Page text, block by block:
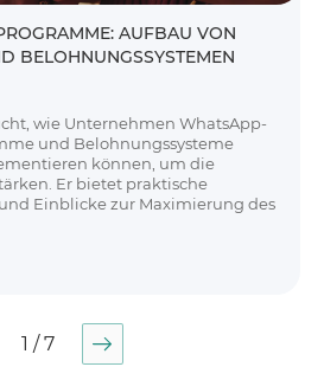
AUFBAU VON
BELOHNUNGSSYSTEMEN
wie Unternehmen WhatsApp-
und Belohnungssysteme
können, um die
Er bietet praktische
Einblicke zur Maximierung des
1 / 7